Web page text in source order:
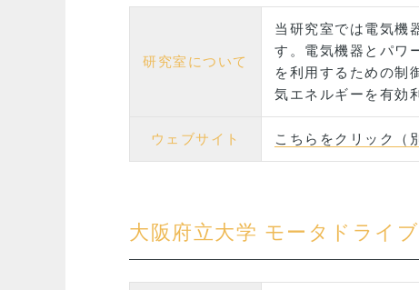
研究室について
当研究室では電気機
す。電気機器とパワ
を利用するための制
気エネルギーを有効
ウェブサイト こちらをクリック（
大阪府立大学 モータドライ